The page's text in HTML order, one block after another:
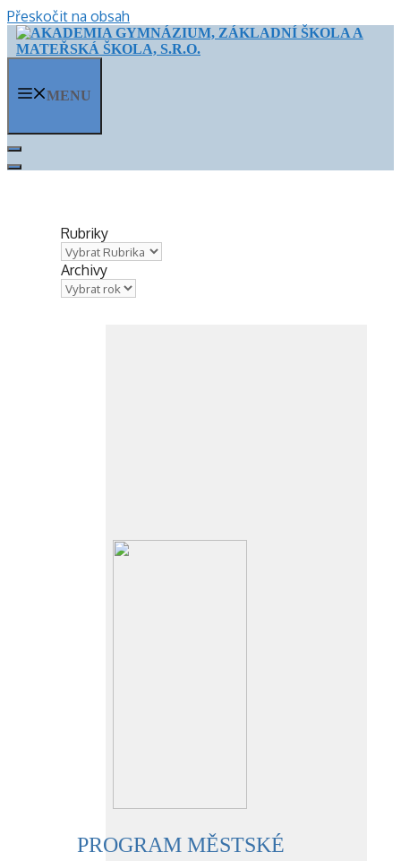
Přeskočit na obsah
MENU
Rubriky
Archivy
PROGRAM MĚSTSKÉ